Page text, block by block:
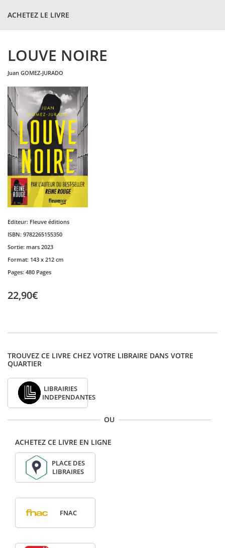
ACHETEZ LE LIVRE
LOUVE NOIRE
juan GOMEZ-JURADO
Editeur: Fleuve éditions
ISBN: 9782265155350
Sortie: mars 2023
Format: 143 x 212 cm
Pages: 480 Pages
22,90€
TROUVEZ CE LIVRE CHEZ VOTRE LIBRAIRE DANS VOTRE
QUARTIER
LIBRAIRIES
INDEPENDANTES
OU
ACHETEZ CE LIVRE EN LIGNE
PLACE DES
LIBRAIRES
FNAC